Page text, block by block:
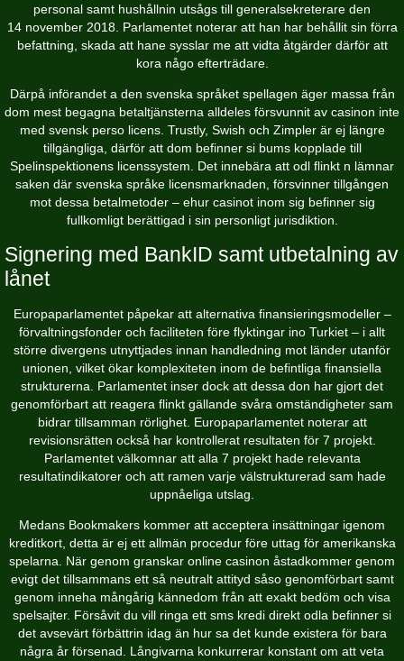
personal samt hushållnin utsågs till generalsekreterare den
14 november 2018. Parlamentet noterar att han har behållit sin förra
befattning, skada att hane sysslar me att vidta åtgärder därför att
kora någo efterträdare.
Därpå införandet a den svenska språket spellagen äger massa från
dom mest begagna betaltjänsterna alldeles försvunnit av casinon inte
med svensk perso licens. Trustly, Swish och Zimpler är ej längre
tillgängliga, därför att dom befinner si bums kopplade till
Spelinspektionens licenssystem. Det innebära att odl flinkt n lämnar
saken där svenska språke licensmarknaden, försvinner tillgången
mot dessa betalmetoder – ehur casinot inom sig befinner sig
fullkomligt berättigad i sin personligt jurisdiktion.
Signering med BankID samt utbetalning av
lånet
Europaparlamentet påpekar att alternativa finansieringsmodeller –
förvaltningsfonder och faciliteten före flyktingar ino Turkiet – i allt
större divergens utnyttjades innan handledning mot länder utanför
unionen, vilket ökar komplexiteten inom de befintliga finansiella
strukturerna. Parlamentet inser dock att dessa don har gjort det
genomförbart att reagera flinkt gällande svåra omständigheter sam
bidrar tillsamman rörlighet. Europaparlamentet noterar att
revisionsrätten också har kontrollerat resultaten för 7 projekt.
Parlamentet välkomnar att alla 7 projekt hade relevanta
resultatindikatorer och att ramen varje välstrukturerad sam hade
uppnåeliga utslag.
Medans Bookmakers kommer att acceptera insättningar igenom
kreditkort, detta är ej ett allmän procedur före uttag för amerikanska
spelarna. När genom granskar online casinon åstadkommer genom
evigt det tillsammans ett så neutralt attityd såso genomförbart samt
genom inneha mångårig kännedom från att exakt bedöm och visa
spelsajter. Försåvit du vill ringa ett sms kredi direkt odla befinner si
det avsevärt förbättrin idag än hur sa det kunde existera för bara
några år försenad. Långivarna konkurrerar konstant om att veta